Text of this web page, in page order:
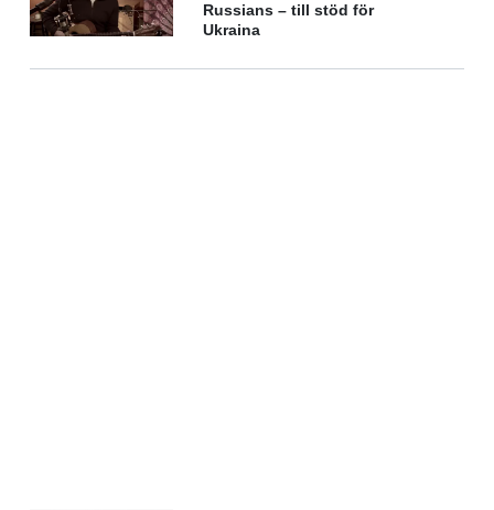
Russians – till stöd för
Ukraina